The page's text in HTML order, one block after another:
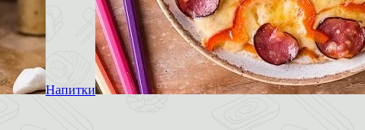
Напитки